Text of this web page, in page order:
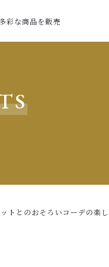
彩な商品を販売
トとのおそろいコーデの楽